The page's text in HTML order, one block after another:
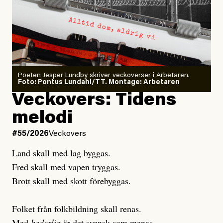
#54/2026Debatt
Sensationalism när ETC
granskar vänstern
Publicerad6 August, 2026
Uppdaterad7 August, 2026
Dödsolyckorna har slutat
minska
Joel Kellgren
Publicerad3 August, 2026
Uppdaterad3 August, 2026
Poeten Jesper Lundby skriver veckoverser i Arbetaren.
Foto: Pontus Lundahl/TT. Montage: Arbetaren
Veckovers: Tidens
melodi
#55/2026Veckovers
Land skall med lag byggas.
Fred skall med vapen tryggas.
Brott skall med skott förebyggas.
Folket från folkbildning skall renas.